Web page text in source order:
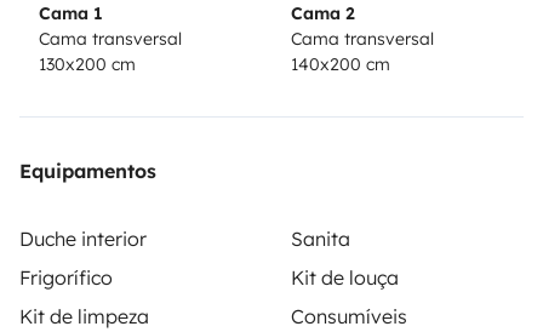
ou Aéroport de Marseille
Siège enfant et filet antichute
de litDraps / Couvertures-Oreillers et serviettes de
Cama 1
Cama transversal
130x200 cm
Cama 2
Cama transversal
140x200 cm
Equipamentos
Duche interior
Sanita
Frigorífico
Kit de louça
Kit de limpeza
Consumíveis